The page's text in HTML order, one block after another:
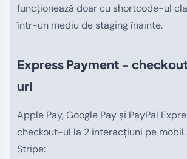
funcționează doar cu shortcode-ul
într-un mediu de staging înainte.
Express Payment -
uri
Apple Pay, Google Pay și PayPal
checkout-ul la 2 interacțiuni pe
Stripe: